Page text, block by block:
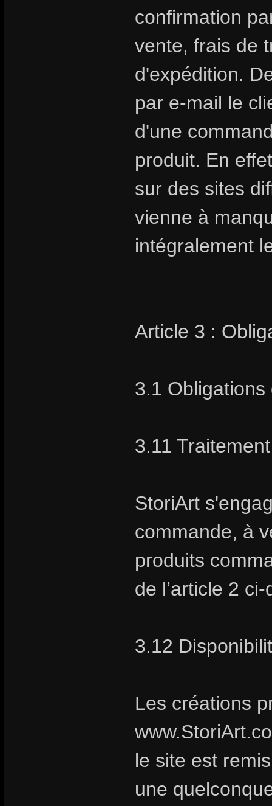
confirmation
vente, frais de
d'expédition.
par e-mail le
d'une
produit. En
sur des sites
vienne à
intégralement
Article 3 :
3.1
3.11
StoriArt
commande, à
produits
de l’article 2
3.12
Les créations
le site est
une